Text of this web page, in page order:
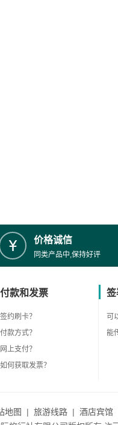
价格诚信
同类产品中,保持好评
付款和发票
签约刷卡？
付款方式？
网上支付？
如何获取发票？
签
可
能
地图 | 旅游线路 | 酒店宾馆